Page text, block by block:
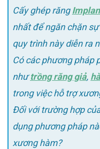
Cấy ghép răng
nhất để ngăn chặn
quy trình này diễn ra
Có các phương pháp
nhưtrồng răng giả,
trong việc hỗ trợ
Đối với trường hợp
dụng phương pháp
xương hàm?